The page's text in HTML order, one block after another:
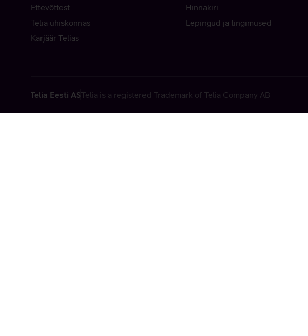
Ettevõttest
Telia ühiskonnas
Karjäär Telias
Hinnakiri
Lepingud ja tingimused
Telia Eesti ASTelia is a registered Trademark of Telia Company AB